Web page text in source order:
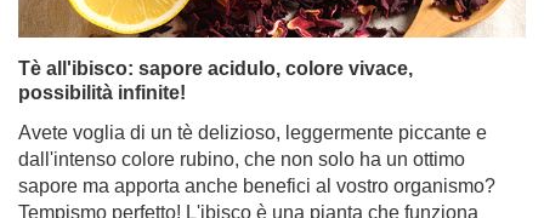
Tè all'ibisco: sapore acidulo, colore vivace,
possibilità infinite!
Avete voglia di un tè delizioso, leggermente piccante e
dall'intenso colore rubino, che non solo ha un ottimo
sapore ma apporta anche benefici al vostro organismo?
Tempismo perfetto! L'ibisco è una pianta che funziona